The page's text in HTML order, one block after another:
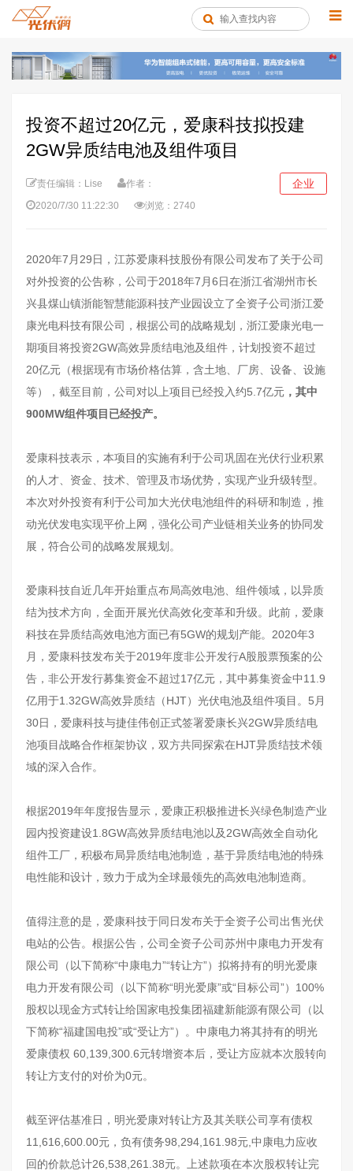
投资不超过20亿元，爱康科技拟投建
2GW异质结电池及组件项目
责任编辑：Lise
作者：
2020/7/30 11:22:30
浏览：2740
企业
2020年7月29日，江苏爱康科技股份有限公司发布了关于公司
对外投资的公告称，公司于2018年7月6日在浙江省湖州市长
兴县煤山镇浙能智慧能源科技产业园设立了全资子公司浙江爱
康光电科技有限公司，根据公司的战略规划，浙江爱康光电一
期项目将投资2GW高效异质结电池及组件，计划投资不超过
20亿元（根据现有市场价格估算，含土地、厂房、设备、设施
等），截至目前，公司对以上项目已经投入约5.7亿元 ，其中
900MW组件项目已经投产。
爱康科技表示，本项目的实施有利于公司巩固在光伏行业积累
的人才、资金、技术、管理及市场优势，实现产业升级转型。
本次对外投资有利于公司加大光伏电池组件的科研和制造，推
动光伏发电实现平价上网，强化公司产业链相关业务的协同发
展，符合公司的战略发展规划。
爱康科技自近几年开始重点布局高效电池、组件领域，以异质
结为技术方向，全面开展光伏高效化变革和升级。此前，爱康
科技在异质结高效电池方面已有5GW的规划产能。2020年3
月，爱康科技发布关于2019年度非公开发行A股股票预案的公
告，非公开发行募集资金不超过17亿元，其中募集资金中11.9
亿用于1.32GW高效异质结（HJT）光伏电池及组件项目。5月
30日，爱康科技与捷佳伟创正式签署爱康长兴2GW异质结电
池项目战略合作框架协议，双方共同探索在HJT异质结技术领
域的深入合作。
根据2019年年度报告显示，爱康正积极推进长兴绿色制造产业
园内投资建设1.8GW高效异质结电池以及2GW高效全自动化
组件工厂，积极布局异质结电池制造，基于异质结电池的特殊
电性能和设计，致力于成为全球最领先的高效电池制造商。
值得注意的是，爱康科技于同日发布关于全资子公司出售光伏
电站的公告。根据公告，公司全资子公司苏州中康电力开发有
限公司（以下简称“中康电力”“转让方”）拟将持有的明光爱康
电力开发有限公司（以下简称“明光爱康”或“目标公司”）100%
股权以现金方式转让给国家电投集团福建新能源有限公司（以
下简称“福建国电投”或“受让方”）。中康电力将其持有的明光
爱康债权 60,139,300.6元转增资本后，受让方应就本次股转向
转让方支付的对价为0元。
截至评估基准日，明光爱康对转让方及其关联公司享有债权
11,616,600.00元，负有债务98,294,161.98元,中康电力应收
回的价款总计26,538,261.38元。上述款项在本次股权转让完